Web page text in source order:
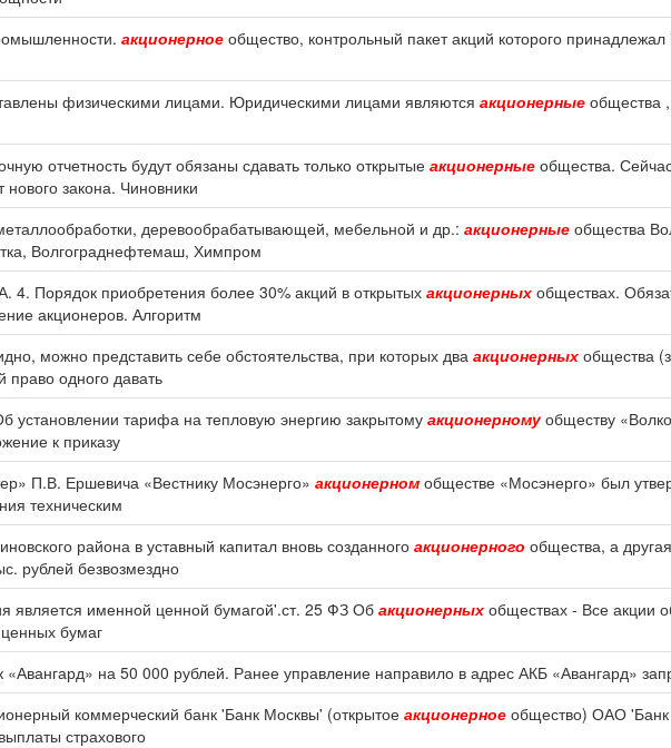
акционерное общество, контрольный пакет акций которого
физическими лицами. Юридическими лицами являются акционерные общества
отчетность будут обязаны сдавать только открытые акционерные общества.
закона. Чиновники
деревообрабатывающей, мебельной и др.: акционерные общества
Волгограднефтемаш, Химпром
Порядок приобретения более 30% акций в открытых акционерных обществах.
акционеров. Алгоритм
можно представить себе обстоятельства, при которых два акционерных общества
одного давать
тарифа на тепловую энергию закрытому акционерномуобществу
к приказу
П.В. Ершевича «Вестнику Мосэнерго» акционерном обществе «Мосэнерго» был
техническим
района в уставный капитал вновь созданного акционерного общества, а
рублей безвозмездно
является именной ценной бумагой'.ст. 25 ФЗ Об акционерных обществах - Все акции
бумаг
«Авангард» на 50 000 рублей. Ранее управление направило в адрес АКБ «Авангард»
коммерческий банк 'Банк Москвы' (открытоеакционерное общество) ОАО
страхового